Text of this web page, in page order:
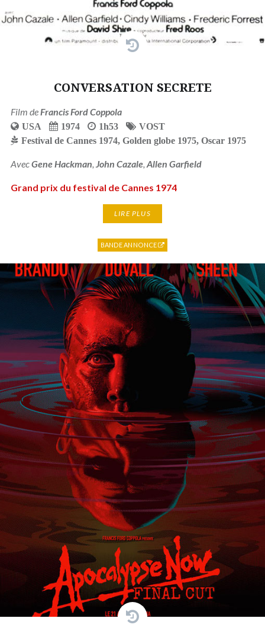
CONVERSATION SECRETE
Film de Francis Ford Coppola
USA 1974 1h53
VOST
Festival de Cannes 1974, Golden globe 1975, Oscar 1975
AvecGene Hackman John Cazale, Allen Garfield
Grand prix du festival de Cannes 1974
LIRE PLUS
BANDE ANNONCE